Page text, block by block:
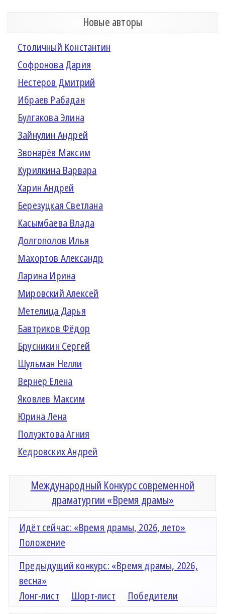
Новые авторы
Столичный Константин
Софронова Дария
Нестеров Дмитрий
Ибраев Рабадан
Булгакова Элина
Зайнулин Андрей
Звонарёв Максим
Курилкина Варвара
Харин Андрей
Березуцкая Светлана
Касымбаева Влада
Долгополов Илья
Махортов Александр
Ларина Ирина
Мировский Алексей
Метелица Дарья
Бавтриков Фёдор
Брусникин Сергей
Шульман Нелли
Вернер Елена
Яковлев Максим
Юрина Лена
Полуэктова Агния
Кедровских Андрей
Международный Конкурс современной
драматургии «Время драмы»
Идёт сейчас: «Время драмы, 2026, лето»
Положение
Предыдущий конкурс: «Время драмы, 2026,
весна»
Лонг-лист
Шорт-лист Победители